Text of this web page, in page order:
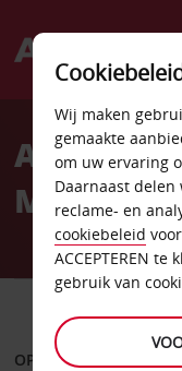
Welcome
Avis
Motel
OPHALEN OP
Wij maken
gemaakte
om uw ervaring
Daarnaast delen
reclame- en
cookiebeleid
ACCEPTEREN
gebruik van